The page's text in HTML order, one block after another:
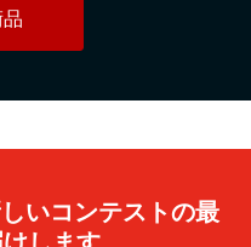
いコンテストの最